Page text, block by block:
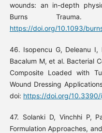
wounds: an in-depth
Burns Trauma.
https://doi.org/10.1093/
46. Isopencu G, Deleanu I,
Bacalum M, et al. Bacterial
Composite Loaded with
Wound Dressing
doi: https://doi.org/10.3390/
47. Solanki D, Vinchhi P,
Formulation Approaches,